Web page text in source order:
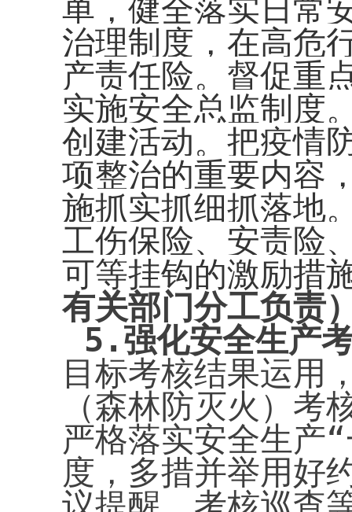
单，健全落实日常
治理制度，在高危
产责任险。督促重
实施安全总监制度
创建活动。把疫情
项整治的重要内容
施抓实抓细抓落地
工伤保险、安责险
可等挂钩的激励措
有关部门分工负责
5. 强化安全生产
目标考核结果运用
（森林防灭火）考
严格落实安全生产
度，多措并举用好